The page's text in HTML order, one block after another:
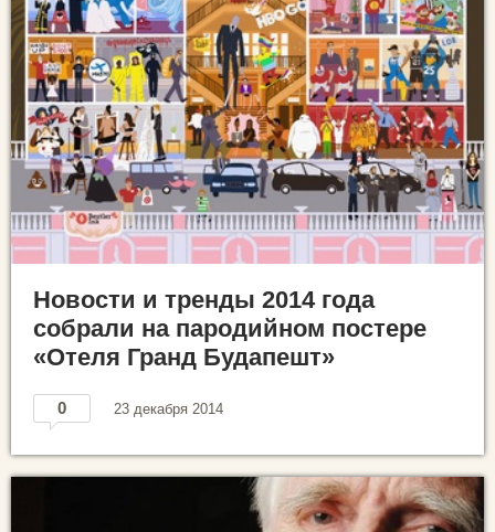
Новости и тренды 2014 года
собрали на пародийном постере
«Отеля Гранд Будапешт»
0 23 декабря 2014